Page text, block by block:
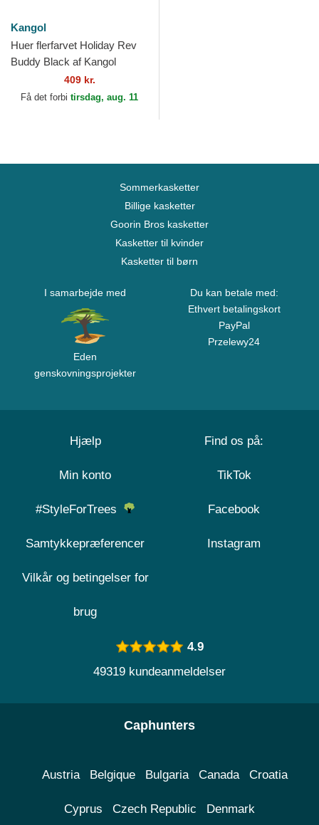
Kangol
Huer flerfarvet Holiday Rev
Buddy Black af Kangol
409 kr.
Få det forbi tirsdag, aug. 11
Sommerkasketter
Billige kasketter
Goorin Bros kasketter
Kasketter til kvinder
Kasketter til børn
I samarbejde med
Eden
genskovningsprojekter
Du kan betale med:
Ethvert betalingskort
PayPal
Przelewy24
Hjælp
Min konto
#StyleForTrees
Samtykkepræferencer
Vilkår og betingelser for
brug
Find os på:
TikTok
Facebook
Instagram
4.9
49319 kundeanmeldelser
Caphunters
Austria Belgique Bulgaria Canada Croatia
Cyprus Czech Republic Denmark